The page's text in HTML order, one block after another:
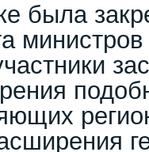
была